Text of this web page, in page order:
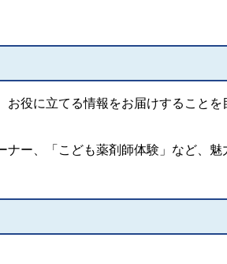
役に立てる情報をお届けすることを
ナー、「こども薬剤師体験」など、魅